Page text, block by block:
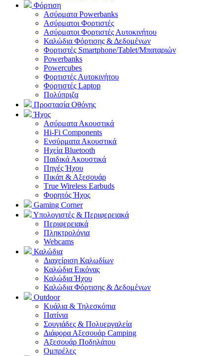
Φόρτιση
Ασύρματα Powerbanks
Aσύρματοι Φορτιστές
Ασύρματοι Φορτιστές Αυτοκινήτου
Καλώδια Φόρτισης & Δεδομένων
Φορτιστές Smartphone/Tablet/Μπαταριών
Powerbanks
Powercubes
Φορτιστές Αυτοκινήτου
Φορτιστές Laptop
Πολύπριζα
Προστασία Οθόνης
Ήχος
Ασύρματα Ακουστικά
Hi-Fi Components
Ενσύρματα Ακουστικά
Ηχεία Bluetooth
Παιδικά Ακουστικά
Πηγές Ήχου
Πικάπ & Αξεσουάρ
Τrue Wireless Earbuds
Φορητός Ήχος
Gaming Corner
Υπολογιστές & Περιφερειακά
Περιφερειακά
Πληκτρολόγια
Webcams
Καλώδια
Διαχείριση Καλωδίων
Καλώδια Εικόνας
Καλώδια Ήχου
Καλώδια Φόρτισης & Δεδομένων
Outdoor
Κυάλια & Τηλεσκόπια
Πατίνια
Σουγιάδες & Πολυεργαλεία
Διάφορα Αξεσουάρ Camping
Αξεσουάρ Ποδηλάτου
Ομπρέλες